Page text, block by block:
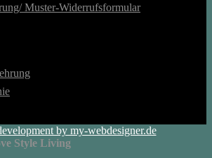
Muster-Widerrufsformular
by my-webdesigner.de
Style Living